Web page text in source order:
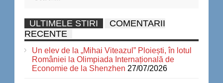
ULTIMELE STIRI
COMENTARII
RECENTE
Un elev de la „Mihai Viteazul” Ploiești, în lotul
României la Olimpiada Internațională de
Economie de la Shenzhen 27/07/2026